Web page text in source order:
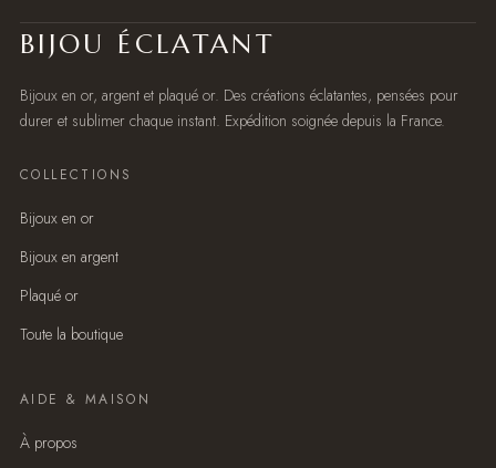
BIJOU ÉCLATANT
Bijoux en or, argent et plaqué or. Des créations éclatantes, pensées pour
durer et sublimer chaque instant. Expédition soignée depuis la France.
COLLECTIONS
Bijoux en or
Bijoux en argent
Plaqué or
Toute la boutique
AIDE & MAISON
À propos